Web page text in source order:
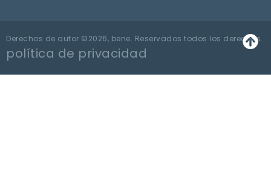
Derechos de autor ©2026, bene. Reservados todos los derechos.
política de privacidad